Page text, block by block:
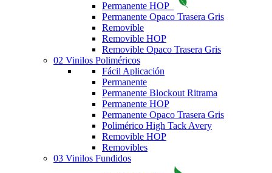
Permanente HOP
Permanente Opaco Trasera Gris
Removible
Removible HOP
Removible Opaco Trasera Gris
02 Vinilos Poliméricos
Fácil Aplicación
Permanente
Permanente Blockout Ritrama
Permanente HOP
Permanente Opaco Trasera Gris
Polimérico High Tack Avery
Removible HOP
Removibles
03 Vinilos Fundidos